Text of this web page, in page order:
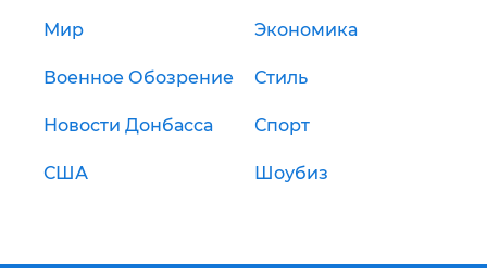
Мир Экономика
Военное Обозрение Стиль
Новости Донбасса Спорт
США Шоубиз